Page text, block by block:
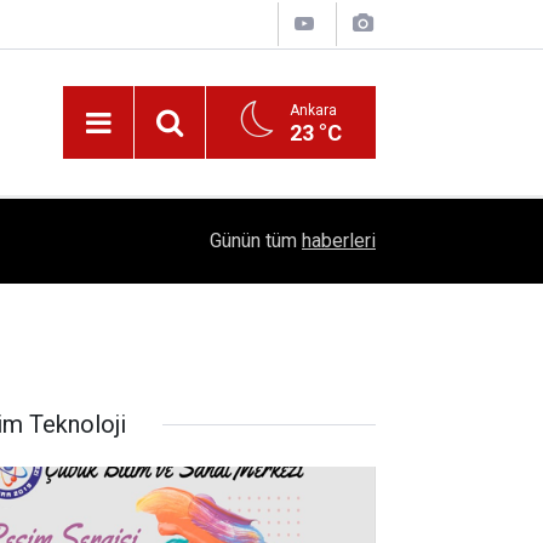
Ankara
23 °C
1504 Kep, Tek Bir Hedef: Bilim Kenti Çubuk
Günün tüm haberleri
Teknoloji